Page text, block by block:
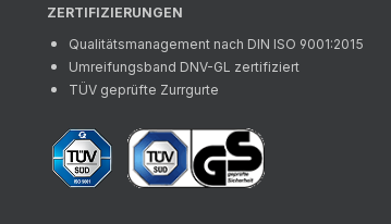
ZERTIFIZIERUNGEN
Qualitätsmanagement nach DIN ISO 9001:2015
Umreifungsband DNV-GL zertifiziert
TÜV geprüfte Zurrgurte